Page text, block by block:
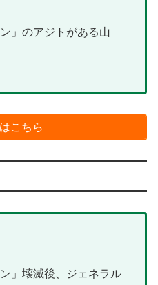
」のアジトがある山
こちら
」壊滅後、ジェネラル